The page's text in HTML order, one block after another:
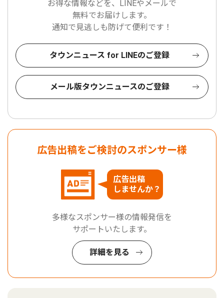
お得な情報などを、LINEやメールで
無料でお届けします。
通知で見逃しも防げて便利です！
タウンニュース for LINEのご登録
メール版タウンニュースのご登録
広告出稿をご検討のスポンサー様
広告出稿
しませんか？
多様なスポンサー様の情報発信を
サポートいたします。
詳細を見る